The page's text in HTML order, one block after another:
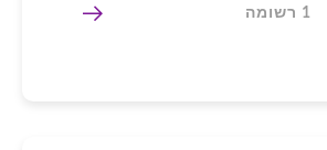
1 רשומה